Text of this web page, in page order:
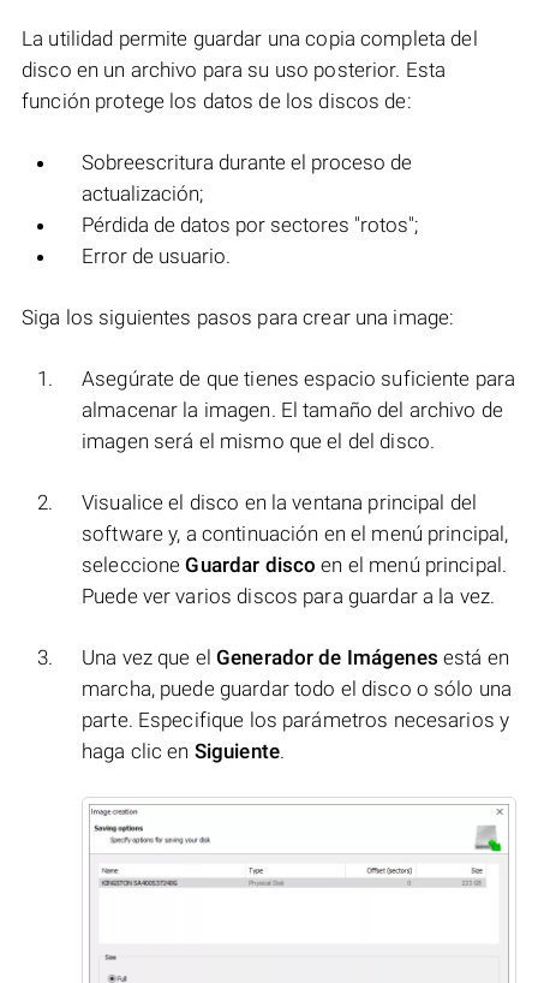
La utilidad permite guardar una copia completa del
disco en un archivo para su uso posterior. Esta
función protege los datos de los discos de:
Sobreescritura durante el proceso de
actualización;
Pérdida de datos por sectores "rotos";
Error de usuario.
Siga los siguientes pasos para crear una image:
Asegúrate de que tienes espacio suficiente para
almacenar la imagen. El tamaño del archivo de
imagen será el mismo que el del disco.
Visualice el disco en la ventana principal del
software y, a continuación en el menú principal,
seleccioneGuardar disco en el menú principal.
Puede ver varios discos para guardar a la vez.
Una vez que el Generador de Imágenes está en
marcha, puede guardar todo el disco o sólo una
parte. Especifique los parámetros necesarios y
haga clic en Siguiente.